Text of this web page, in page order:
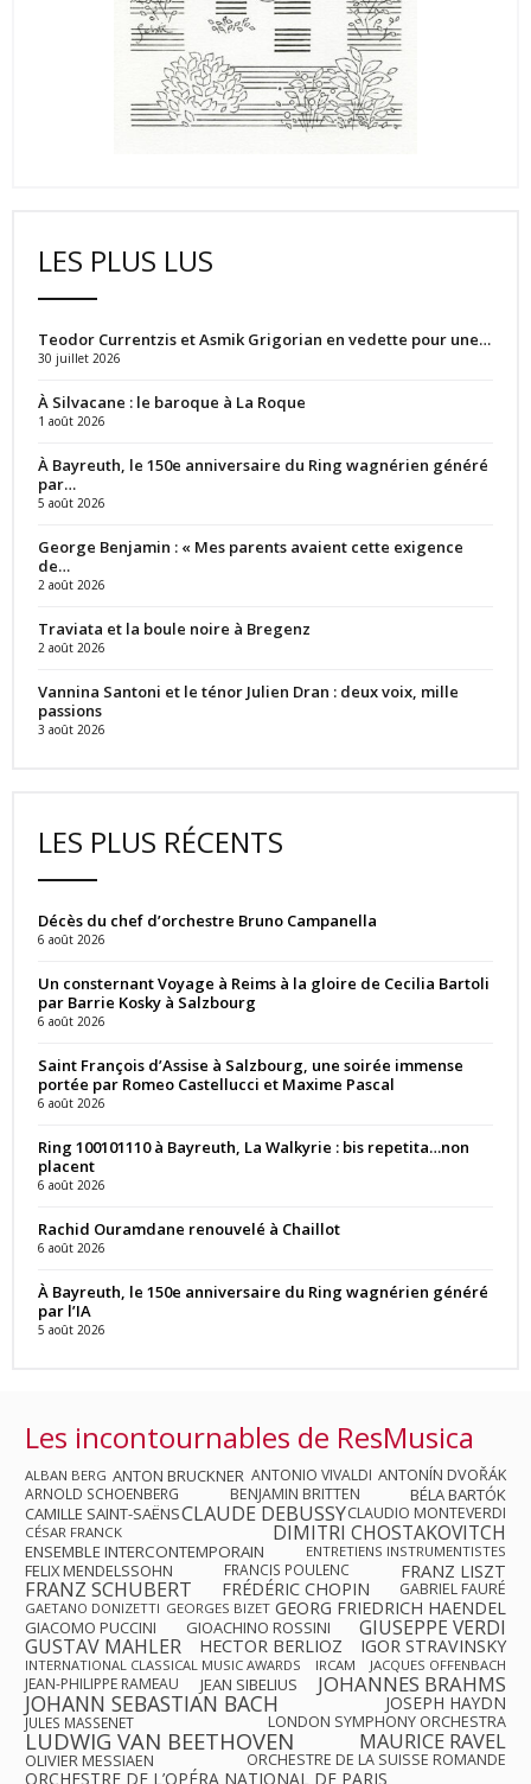
LES PLUS LUS
Teodor Currentzis et Asmik Grigorian en vedette pour une…
30 juillet 2026
À Silvacane : le baroque à La Roque
1 août 2026
À Bayreuth, le 150e anniversaire du Ring wagnérien généré
par…
5 août 2026
George Benjamin : « Mes parents avaient cette exigence
de…
2 août 2026
Traviata et la boule noire à Bregenz
2 août 2026
Vannina Santoni et le ténor Julien Dran : deux voix, mille
passions
3 août 2026
LES PLUS RÉCENTS
Décès du chef d’orchestre Bruno Campanella
6 août 2026
Un consternant Voyage à Reims à la gloire de Cecilia Bartoli
par Barrie Kosky à Salzbourg
6 août 2026
Saint François d’Assise à Salzbourg, une soirée immense
portée par Romeo Castellucci et Maxime Pascal
6 août 2026
Ring 100101110 à Bayreuth, La Walkyrie : bis repetita…non
placent
6 août 2026
Rachid Ouramdane renouvelé à Chaillot
6 août 2026
À Bayreuth, le 150e anniversaire du Ring wagnérien généré
par l’IA
5 août 2026
Les incontournables de ResMusica
ALBAN BERG ANTON BRUCKNER ANTONIO VIVALDI ANTONÍN DVOŘÁK
ARNOLD SCHOENBERG
BENJAMIN BRITTEN
BÉLA BARTÓK
CAMILLE SAINT-SAËNSCLAUDE DEBUSSYCLAUDIO MONTEVERDI
CÉSAR FRANCK DIMITRI CHOSTAKOVITCH
ENSEMBLE INTERCONTEMPORAIN ENTRETIENS INSTRUMENTISTES
FELIX MENDELSSOHN FRANCIS POULENC FRANZ LISZT
FRANZ SCHUBERT FRÉDÉRIC CHOPIN GABRIEL FAURÉ
GAETANO DONIZETTI GEORGES BIZET GEORG FRIEDRICH HAENDEL
GIACOMO PUCCINI GIOACHINO ROSSINI GIUSEPPE VERDI
GUSTAV MAHLER HECTOR BERLIOZ IGOR STRAVINSKY
INTERNATIONAL CLASSICAL MUSIC AWARDS IRCAM JACQUES OFFENBACH
JEAN-PHILIPPE RAMEAU JEAN SIBELIUS JOHANNES BRAHMS
JOHANN SEBASTIAN BACH JOSEPH HAYDN
JULES MASSENET LONDON SYMPHONY ORCHESTRA
LUDWIG VAN BEETHOVEN MAURICE RAVEL
OLIVIER MESSIAEN ORCHESTRE DE LA SUISSE ROMANDE
ORCHESTRE DE L’OPÉRA NATIONAL DE PARIS